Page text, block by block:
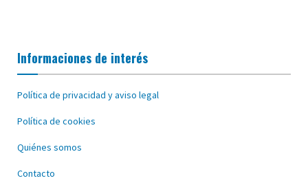
Informaciones de interés
Política de privacidad y aviso legal
Política de cookies
Quiénes somos
Contacto